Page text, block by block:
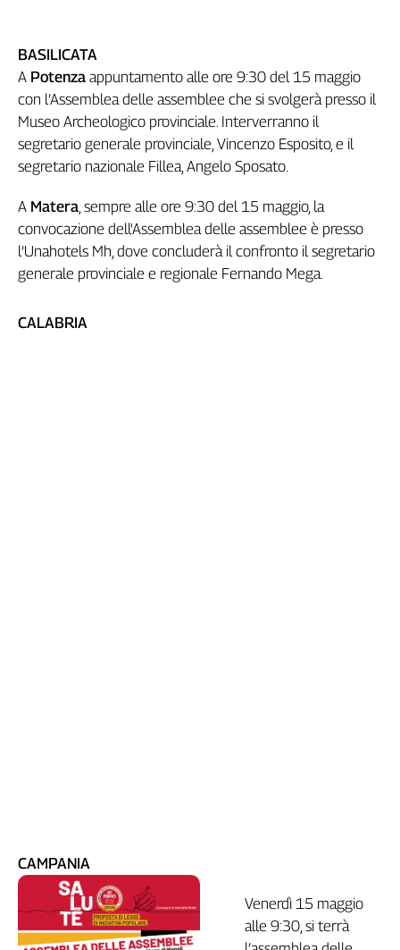
BASILICATA
A Potenza appuntamento alle ore 9:30 del 15 maggio
con l’Assemblea delle assemblee che si svolgerà presso il
Museo Archeologico provinciale. Interverranno il
segretario generale provinciale, Vincenzo Esposito, e il
segretario nazionale Fillea, Angelo Sposato.
A Matera, sempre alle ore 9:30 del 15 maggio, la
convocazione dell'Assemblea delle assemblee è presso
l’Unahotels Mh, dove concluderà il confronto il segretario
generale provinciale e regionale Fernando Mega.
CALABRIA
CAMPANIA
Venerdì 15 maggio
alle 9:30, si terrà